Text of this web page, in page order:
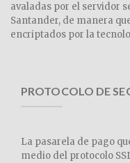
avaladas por el servidor
Santander, de manera
encriptados por la
PROTOCOLO DE
La pasarela de pago
medio del protocolo